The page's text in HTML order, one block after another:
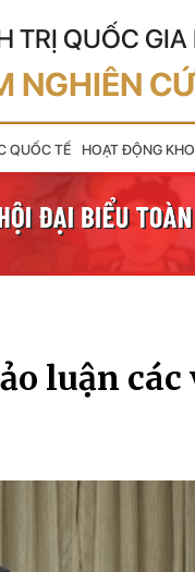
TRỊ QUỐC
NGHIÊN
QUỐC TẾ HOẠT ĐỘNG
luận